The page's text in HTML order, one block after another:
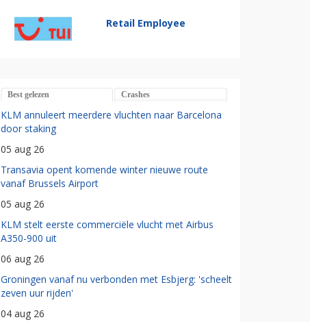
Retail Employee
Best gelezen Crashes
KLM annuleert meerdere vluchten naar Barcelona
door staking
05 aug 26
Transavia opent komende winter nieuwe route
vanaf Brussels Airport
05 aug 26
KLM stelt eerste commerciële vlucht met Airbus
A350-900 uit
06 aug 26
Groningen vanaf nu verbonden met Esbjerg: 'scheelt
zeven uur rijden'
04 aug 26